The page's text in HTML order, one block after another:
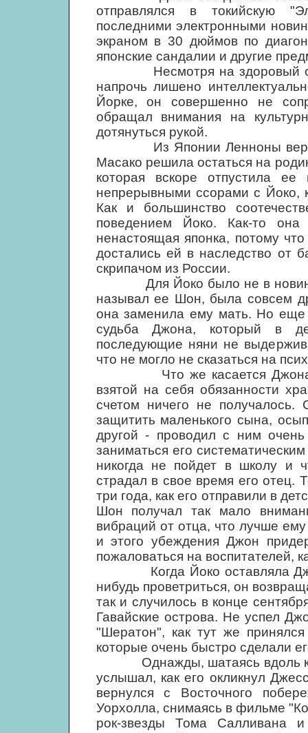
отправлялся в токийскую
последними электронными
экраном в 30 дюймов по
японские сандалии и другие
Несмотря на здоровый
напрочь лишено
Йорке, он совершенно не
обращал внимания на
дотянуться рукой.
Из Японии Ленноны
Масако решила остаться на
которая вскоре отпустила
непрерывными ссорами с Йоко,
Как и большинство
поведением Йоко. Как-то
ненастоящая японка, потому
достались ей в наследство от
скрипачом из России.
Для Йоко было не в новинку
называл ее Шон, была совсем
она заменила ему мать. Но
судьба Джона, который в
последующие няни не
что не могло не сказаться на
Что же касается Джона, то
взятой на себя обязанности
счетом ничего не получалось.
защитить маленького сына,
другой - проводил с ним
заниматься его
никогда не пойдет в школу и
страдал в свое время его отец.
три года, как его отправили в
Шон получал так мало
вибраций от отца, что лучше
и этого убеждения Джон
пожаловаться на воспитателей,
Когда Йоко оставляла
нибудь проветриться, он
так и случилось в конце
Гавайские острова. Не успел
"Шератон", как тут же принялся
которые очень быстро сделали
Однажды, шатаясь вдоль
услышал, как его окликнул
вернулся с Восточного
Уорхолла, снимаясь в фильме
рок-звезды Тома Салливана